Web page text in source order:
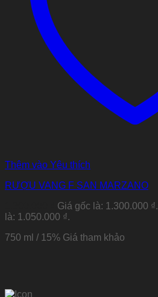
Thêm vào Yêu thích
RƯỢU VANG F SAN MARZANO
Giá gốc là: 1.300.000 ₫.
là: 1.050.000 ₫.
750 ml / 15% Giá tham khảo